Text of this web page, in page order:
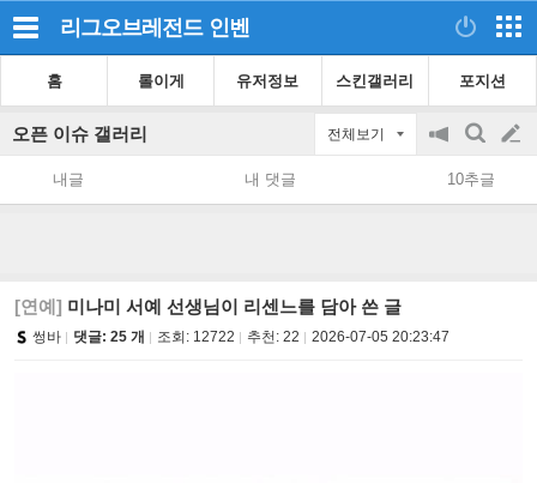
리그오브레전드 인벤
홈 롤이게 유저정보 스킨갤러리 포지션
오픈 이슈 갤러리 전체보기
공
지
on/off
검
색
글
쓰
내글 내 댓글 10추글
[연예] 미나미 서예 선생님이 리센느를 담아 쓴 글
썽바 댓글: 25 개 조회: 12722 추천: 22 2026-07-05 20:23:47